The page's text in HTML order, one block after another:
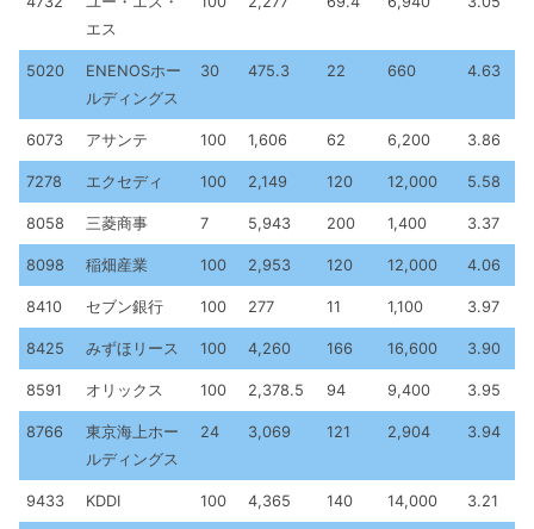
エス
5020
ENENOSホー
ルディングス
30 475.3 22 660 4.63
6073 アサンテ 100 1,606 62 6,200 3.86
7278 エクセディ 100 2,149 120 12,000 5.58
8058 三菱商事 7 5,943 200 1,400 3.37
8098 稲畑産業 100 2,953 120 12,000 4.06
8410 セブン銀行 100 277 11 1,100 3.97
8425 みずほリース 100 4,260 166 16,600 3.90
8591 オリックス 100 2,378.5 94 9,400 3.95
8766
東京海上ホー
ルディングス
24 3,069 121 2,904 3.94
9433 KDDI 100 4,365 140 14,000 3.21